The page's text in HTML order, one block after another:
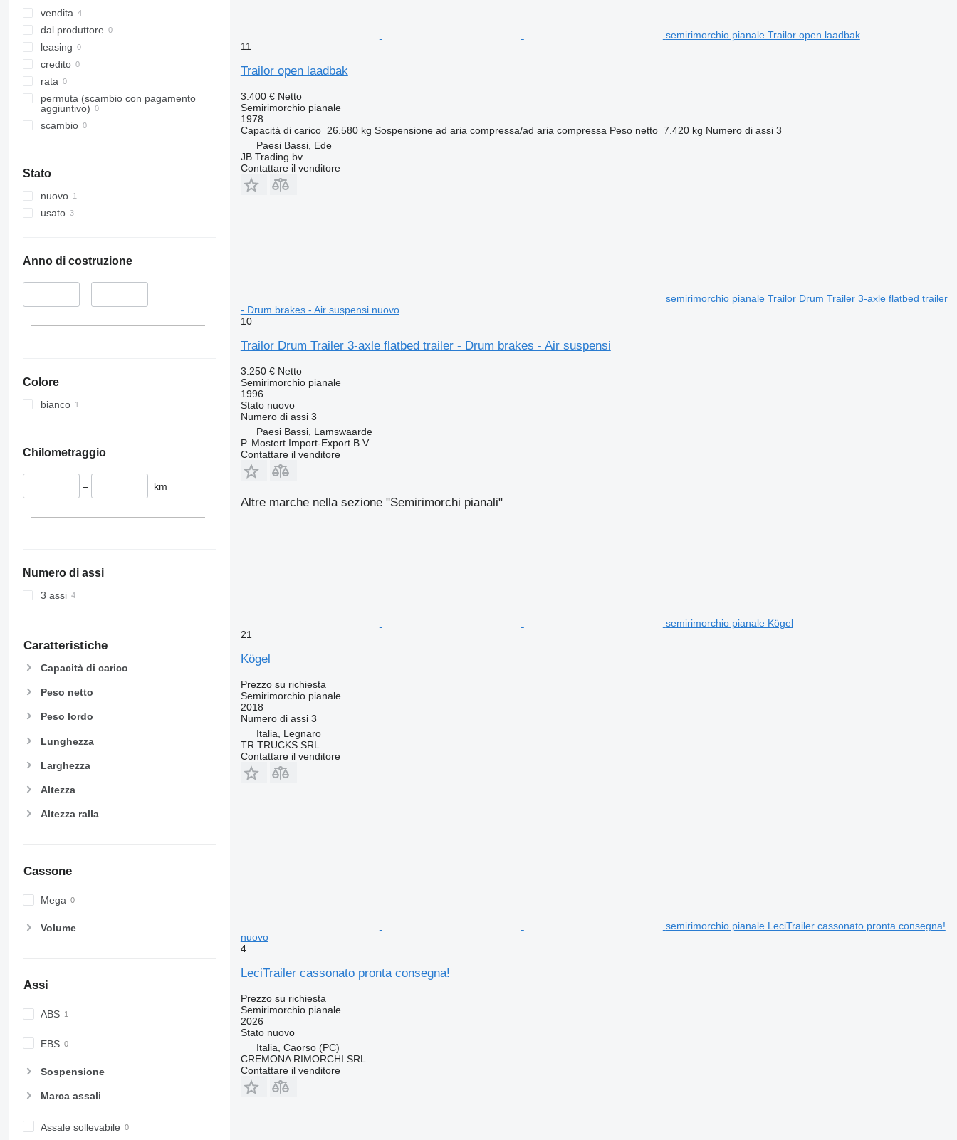
vendita
dal produttore
leasing
credito
rata
permuta (scambio con pagamento
aggiuntivo)
scambio
Stato
nuovo
usato
Anno di costruzione
–
Colore
bianco
Chilometraggio
– km
Numero di assi
3 assi
Caratteristiche
Capacità di carico
Peso netto
Peso lordo
Lunghezza
Larghezza
Altezza
Altezza ralla
Cassone
Mega
Volume
Assi
ABS
EBS
Sospensione
Marca assali
Assale sollevabile
semirimorchio pianale Trailor open laadbak
11
Trailor open laadbak
3.400 € Netto
Semirimorchio pianale
1978
Capacità di carico 26.580 kg Sospensione ad aria compressa/ad aria compressa Peso netto 7.420 kg Numero di assi 3
Paesi Bassi, Ede
JB Trading bv
Contattare il venditore
semirimorchio pianale Trailor Drum Trailer 3-axle flatbed trailer
- Drum brakes - Air suspensi nuovo
10
Trailor Drum Trailer 3-axle flatbed trailer - Drum brakes - Air suspensi
3.250 € Netto
Semirimorchio pianale
1996
Statonuovo
Numero di assi 3
Paesi Bassi, Lamswaarde
P. Mostert Import-Export B.V.
Contattare il venditore
Altre marche nella sezione "Semirimorchi pianali"
semirimorchio pianale Kögel
21
Kögel
Prezzo su richiesta
Semirimorchio pianale
2018
Numero di assi 3
Italia, Legnaro
TR TRUCKS SRL
Contattare il venditore
semirimorchio pianale LeciTrailer cassonato pronta consegna!
nuovo
4
LeciTrailer cassonato pronta consegna!
Prezzo su richiesta
Semirimorchio pianale
2026
Statonuovo
Italia, Caorso (PC)
CREMONA RIMORCHI SRL
Contattare il venditore